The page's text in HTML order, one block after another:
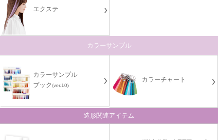
エクステ
カラーサンプル
カラーサンプル
ブック(ver.10)
カラーチャート
造形関連アイテム